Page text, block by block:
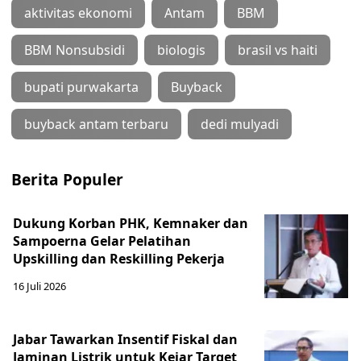
aktivitas ekonomi Antam BBM
BBM Nonsubsidi biologis brasil vs haiti
bupati purwakarta Buyback
buyback antam terbaru dedi mulyadi
Berita Populer
Dukung Korban PHK, Kemnaker dan
Sampoerna Gelar Pelatihan
Upskilling dan Reskilling Pekerja
16 Juli 2026
Jabar Tawarkan Insentif Fiskal dan
Jaminan Listrik untuk Kejar Target